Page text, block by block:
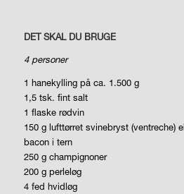
DET SKAL DU BRUGE
4 personer
1 hanekylling på ca. 1.500 g
1,5 tsk. fint salt
1 flaske rødvin
150 g lufttørret svinebryst (ventreche)
bacon i tern
250 g champignoner
200 g perleløg
4 fed hvidløg